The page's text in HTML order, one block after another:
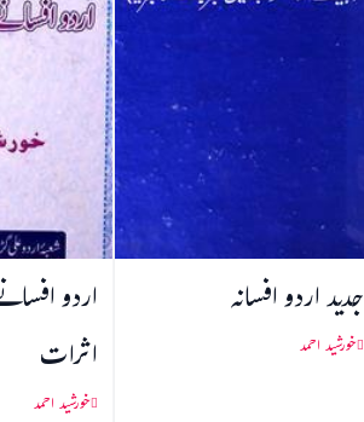
جدید اردو افسانہ
خورشید احمد
اردو
اثرات
خورشید احمد